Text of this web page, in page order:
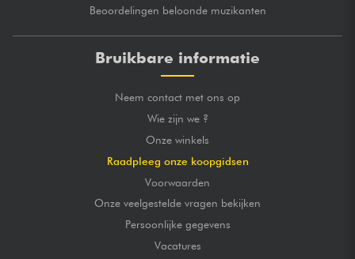
Beoordelingen beloonde muzikanten
Bruikbare informatie
Neem contact met ons op
Wie zijn we ?
Onze winkels
Raadpleeg onze koopgidsen
Voorwaarden
Onze veelgestelde vragen bekijken
Persoonlijke gegevens
Vacatures